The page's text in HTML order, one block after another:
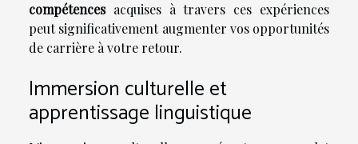
compétencesacquises à travers ces expériences
peut significativement augmenter vos opportunités
de carrière à votre retour.
Immersion culturelle et
apprentissage linguistique